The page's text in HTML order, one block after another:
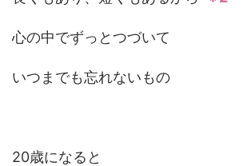
心の中でずっとつづいて
いつまでも忘れないもの
20歳になると